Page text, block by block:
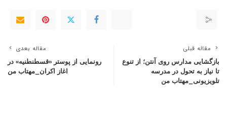
مقاله قبلی
بازگشایی مدارس روی آنتن؛ از تنوع
تا نیاز به تحول در مدرسه
تلویزیونی_مهتاب من
مقاله بعدی
رونمایی از پوستر «قسطنطنیه» در
اغاز اکران_مهتاب من